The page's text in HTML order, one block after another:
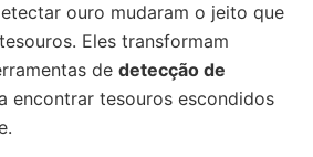
ouro mudaram o jeito que
Eles transformam
de detecção de
encontrar tesouros escondidos